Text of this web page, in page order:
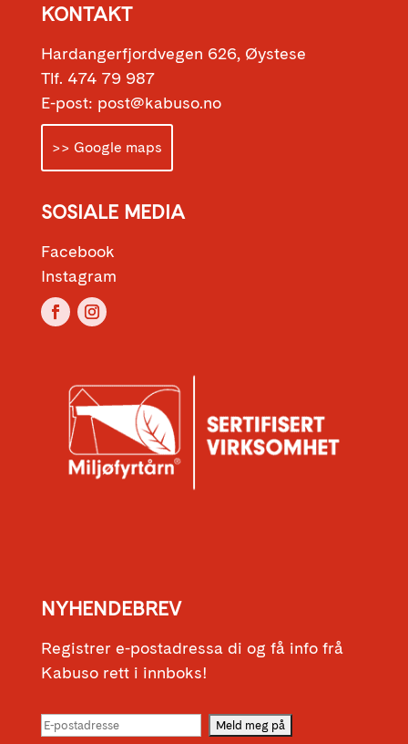
KONTAKT
Hardangerfjordvegen 626, Øystese
Tlf. 474 79 987
E-post: post@kabuso.no
>> Google maps
SOSIALE MEDIA
Facebook
Instagram
NYHENDEBREV
Registrer e-postadressa di og få info frå
Kabuso rett i innboks!